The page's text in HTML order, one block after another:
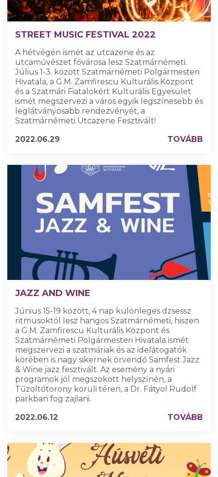
STREET MUSIC FESTIVAL 2022
A hétvégén ismét az utcazene és az
utcaművészet fővárosa lesz Szatmárnémeti.
Július 1-3. között Szatmárnémeti Polgármesteri
Hivatala, a G.M. Zamfirescu Kulturális Központ
és a Szatmári Fiatalokért Kulturális Egyesület
ismét megszervezi a város egyik legszínesebb és
leglátványosabb rendezvényét, a
Szatmárnémeti Utcazene Fesztivált!
2022.06.29
TOVÁBB
JAZZ AND WINE
Június 15-19 között, 4 nap különleges dzsessz
ritmusoktól lesz hangos Szatmárnémeti, hiszen
a G.M. Zamfirescu Kulturális Központ és
Szatmárnémeti Polgármesteri Hivatala ismét
megszervezi a szatmáriak és az idelátogatók
körében is nagy sikernek örvendő Samfest Jazz
& Wine jazz fesztivált. Az esemény a nyári
programok jól megszokott helyszínén, a
Tűzoltótorony körüli téren, a Dr. Fátyol Rudolf
parkban fog zajlani.
2022.06.12
TOVÁBB